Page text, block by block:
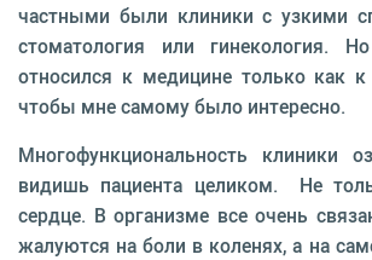
частными были клиники с узкими
стоматология или гинекология.
относился к медицине только как
чтобы мне самому было интересно.
Многофункциональность клиники
видишь пациента целиком. Не
сердце. В организме все очень
жалуются на боли в коленях, а на